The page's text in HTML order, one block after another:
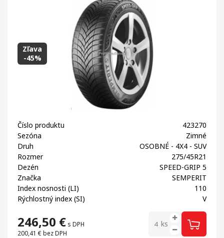
Zľava
-45%
Číslo produktu
423270
Sezóna
Zimné
Druh
OSOBNÉ - 4X4 - SUV
Rozmer
275/45R21
Dezén
SPEED-GRIP 5
Značka
SEMPERIT
Index nosnosti (LI)
110
Rýchlostný index (SI)
V
246,50 € s DPH
200,41 € bez DPH
ks